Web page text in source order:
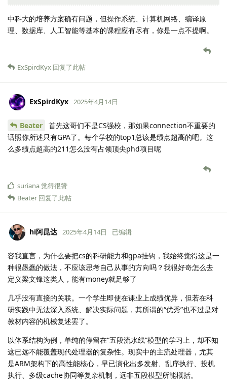
中科大的培养方案确有问题，但操作系统、计算机网络、编译原
理、数据库、人工智能等基本的课程应有尽有，你是一点不提啊。
ExSpirdKyx 回复了此帖
ExSpirdKyx 2025年4月14日
Beater
首先这哥们不是CS强校，那如果connection不重要的
话照你所述只有GPA了。每个学校的top1总该是绩点超高的吧。这
么多绩点超高的211怎么没有占领顶尖phd项目呢
suriana觉得很赞
Beater 回复了此帖
hi阿昆达 2025年4月14日 已编辑
容我直言，为什么要把cs的科研能力和gpa挂钩，我始终觉得这是一
种很愚蠢的做法，不应该思考自己从事的方向吗？我很好奇怎么去
定义梁文锋这类人，能有money就足够了
几乎没有直接的关联。一个学生即使在课业上成绩优异，但若在科
研实践中无法深入系统、解决实际问题，其所谓的“优秀”也不过是对
教材内容的机械复述罢了。
以体系结构为例，单纯的停留在“五段流水线”模型的学习上，却不知
这已远不能覆盖现代处理器的复杂性。现实中的主流处理器，尤其
是ARM架构下的高性能核心，早已演化出多发射、乱序执行、投机
执行、多级cache协同等复杂机制，远非五段模型所能概括。